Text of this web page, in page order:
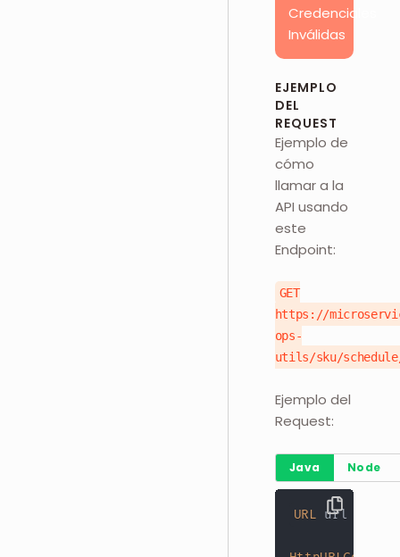
Credenciales
Inválidas
EJEMPLO
DEL
REQUEST
Ejemplo de
cómo
llamar a la
API usando
este
Endpoint:
GET
https://
ops-
utils/sku/
Ejemplo del
Request:
Java Node
URL url